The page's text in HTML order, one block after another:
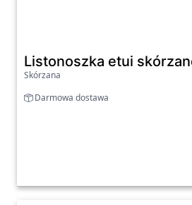
Listonoszka etui
Skórzana
Darmowa dostawa